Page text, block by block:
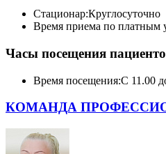
Стационар:Круглосуточно
Время приема по платным
Часы посещения
Время посещения:С 11.00
КОМАНДА